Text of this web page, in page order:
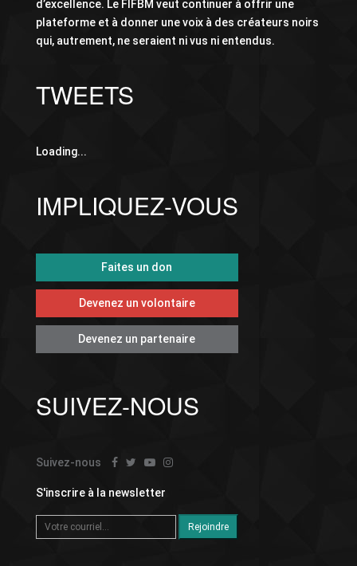
d’excellence. Le FIFBM veut continuer à offrir une
plateforme et à donner une voix à des créateurs noirs
qui, autrement, ne seraient ni vus ni entendus.
TWEETS
Loading...
IMPLIQUEZ-VOUS
Faites un don
Devenez un volontaire
Devenez un partenaire
SUIVEZ-NOUS
Suivez-nous
S'inscrire à la newsletter